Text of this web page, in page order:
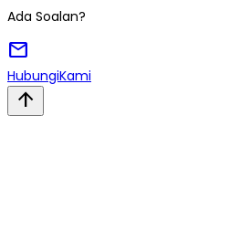
Ada Soalan?
mail
HubungiKami
arrow_upward